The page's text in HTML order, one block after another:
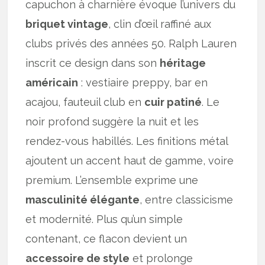
capuchon à charnière évoque l’univers du
briquet vintage, clin d’œil raffiné aux
clubs privés des années 50. Ralph Lauren
inscrit ce design dans son héritage
américain : vestiaire preppy, bar en
acajou, fauteuil club en cuir patiné. Le
noir profond suggère la nuit et les
rendez-vous habillés. Les finitions métal
ajoutent un accent haut de gamme, voire
premium. L’ensemble exprime une
masculinité élégante, entre classicisme
et modernité. Plus qu’un simple
contenant, ce flacon devient un
accessoire de style et prolonge